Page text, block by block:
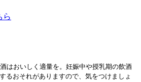
ら
はおいしく適量を。妊娠中や授乳期の飲酒
るおそれがありますので、気をつけましょ